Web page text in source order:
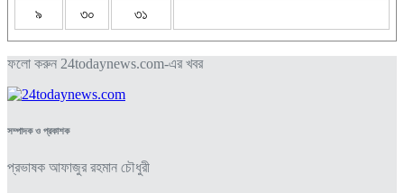
৯ ৩০ ৩১
ফলো করুন 24todaynews.com-এর খবর
সম্পাদক ও প্রকাশক
প্রভাষক আফাজুর রহমান চৌধুরী